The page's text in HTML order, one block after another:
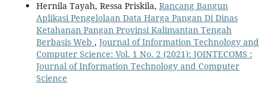
Hernila Tayah, Ressa Priskila, Rancang Bangun
Aplikasi Pengelolaan Data Harga Pangan Di Dinas
Ketahanan Pangan Provinsi Kalimantan Tengah
Berbasis Web , Journal of Information Technology and
Computer Science: Vol. 1 No. 2 (2021): JOINTECOMS :
Journal of Information Technology and Computer
Science